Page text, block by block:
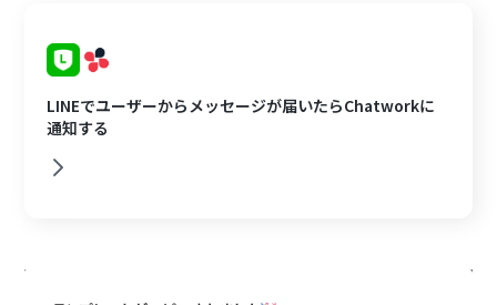
LINEでユーザーからメッセージが届いたらChatworkに
通知する